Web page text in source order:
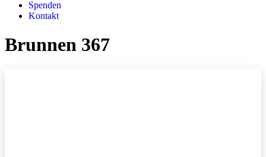
Spenden
Kontakt
Brunnen 367